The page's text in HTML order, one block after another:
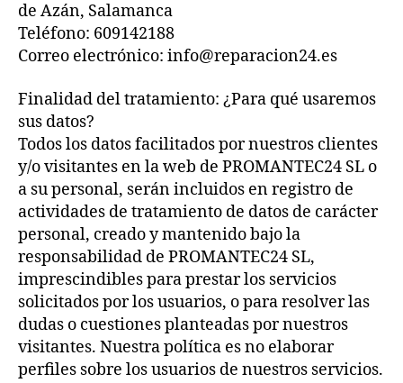
de Azán, Salamanca
Teléfono: 609142188
Correo electrónico: info@reparacion24.es
Finalidad del tratamiento: ¿Para qué usaremos
sus datos?
Todos los datos facilitados por nuestros clientes
y/o visitantes en la web de PROMANTEC24 SL o
a su personal, serán incluidos en registro de
actividades de tratamiento de datos de carácter
personal, creado y mantenido bajo la
responsabilidad de PROMANTEC24 SL,
imprescindibles para prestar los servicios
solicitados por los usuarios, o para resolver las
dudas o cuestiones planteadas por nuestros
visitantes. Nuestra política es no elaborar
perfiles sobre los usuarios de nuestros servicios.